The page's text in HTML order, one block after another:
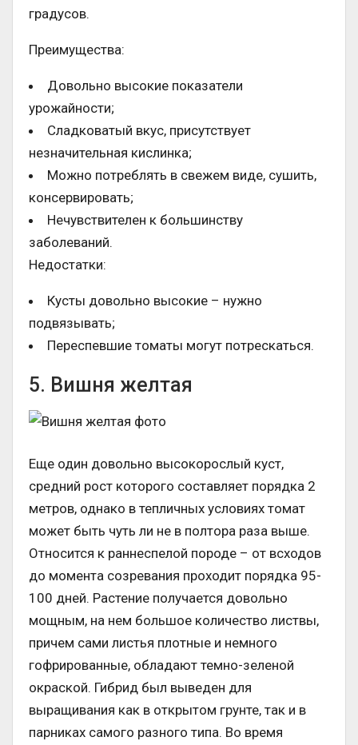
градусов.
Преимущества:
Довольно высокие показатели
урожайности;
Сладковатый вкус, присутствует
незначительная кислинка;
Можно потреблять в свежем виде, сушить,
консервировать;
Нечувствителен к большинству
заболеваний.
Недостатки:
Кусты довольно высокие – нужно
подвязывать;
Переспевшие томаты могут потрескаться.
5. Вишня желтая
Еще один довольно высокорослый куст,
средний рост которого составляет порядка 2
метров, однако в тепличных условиях томат
может быть чуть ли не в полтора раза выше.
Относится к раннеспелой породе – от всходов
до момента созревания проходит порядка 95-
100 дней. Растение получается довольно
мощным, на нем большое количество листвы,
причем сами листья плотные и немного
гофрированные, обладают темно-зеленой
окраской. Гибрид был выведен для
выращивания как в открытом грунте, так и в
парниках самого разного типа. Во время